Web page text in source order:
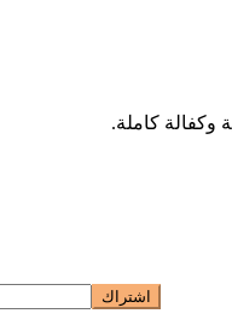
وكفالة كاملة.